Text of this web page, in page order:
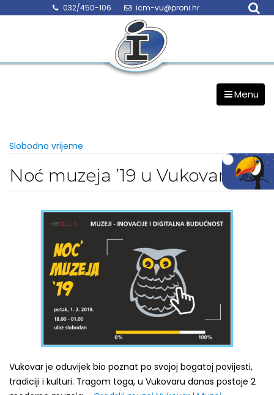
032/450-106 icm-vu@proni.hr
Menu
Slobodno vrijeme
Noć muzeja ’19 u Vukovaru
Vukovar je oduvijek bio poznat po svojoj bogatoj povijesti,
tradiciji i kulturi. Tragom toga, u Vukovaru danas postoje 2